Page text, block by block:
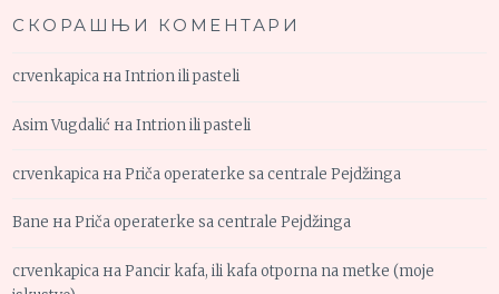
СКОРАШЊИ КОМЕНТАРИ
crvenkapica наIntrion ili pasteli
Asim Vugdalić наIntrion ili pasteli
crvenkapica наPriča operaterke sa centrale Pejdžinga
Bane наPriča operaterke sa centrale Pejdžinga
crvenkapica наPancir kafa, ili kafa otporna na metke (moje